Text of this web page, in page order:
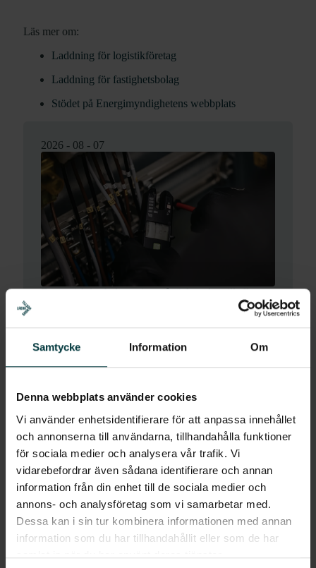
Samtycke Information Om
Denna webbplats använder cookies
Vi använder enhetsidentifierare för att anpassa innehållet
och annonserna till användarna, tillhandahålla funktioner
för sociala medier och analysera vår trafik. Vi
vidarebefordrar även sådana identifierare och annan
information från din enhet till de sociala medier och
annons- och analysföretag som vi samarbetar med.
Dessa kan i sin tur kombinera informationen med annan
information som du har tillhandahållit eller som de har
samlat in när du har använt deras tjänster.
2026 - 08 - 07
Dynamisk lastbalansering: så räcker elen till alla som
2026 - 08 - 07
Rättvis laddning: 6 smarta principer mot konflikter
Läs mer om:
Laddning för logistikföretag
Laddning för fastighetsbolag
Stödet på Energimyndighetens webbplats